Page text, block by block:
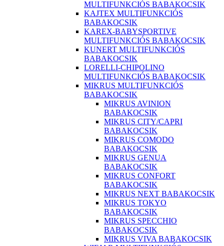
MULTIFUNKCIÓS BABAKOCSIK
KAJTEX MULTIFUNKCIÓS
BABAKOCSIK
KAREX-BABYSPORTIVE
MULTIFUNKCIÓS BABAKOCSIK
KUNERT MULTIFUNKCIÓS
BABAKOCSIK
LORELLI-CHIPOLINO
MULTIFUNKCIÓS BABAKOCSIK
MIKRUS MULTIFUNKCIÓS
BABAKOCSIK
MIKRUS AVINION
BABAKOCSIK
MIKRUS CITY/CAPRI
BABAKOCSIK
MIKRUS COMODO
BABAKOCSIK
MIKRUS GENUA
BABAKOCSIK
MIKRUS CONFORT
BABAKOCSIK
MIKRUS NEXT BABAKOCSIK
MIKRUS TOKYO
BABAKOCSIK
MIKRUS SPECCHIO
BABAKOCSIK
MIKRUS VIVA BABAKOCSIK